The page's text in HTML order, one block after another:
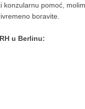
konzularnu pomoć,
boravite.
u Berlinu: